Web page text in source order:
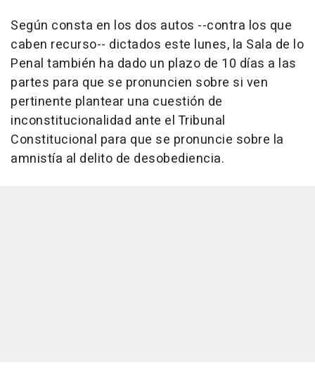
Según consta en los dos autos --contra los que
caben recurso-- dictados este lunes, la Sala de lo
Penal también ha dado un plazo de 10 días a las
partes para que se pronuncien sobre si ven
pertinente plantear una cuestión de
inconstitucionalidad ante el Tribunal
Constitucional para que se pronuncie sobre la
amnistía al delito de desobediencia.